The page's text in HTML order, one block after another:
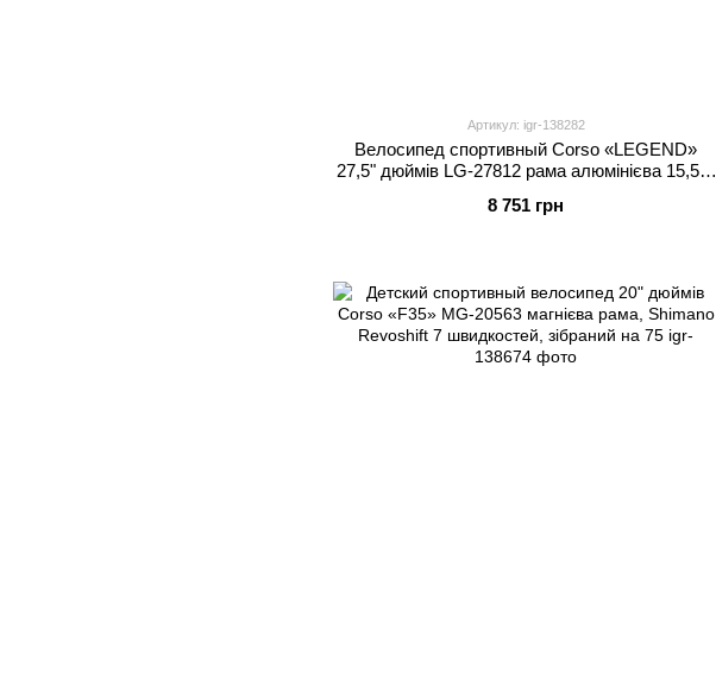
Артикул: igr-138282
Велосипед спортивный Corso «LEGEND»
27,5" дюймів LG-27812 рама алюмінієва 15,5``,
75
8 751 грн